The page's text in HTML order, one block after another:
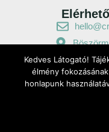
Kedves Látogató!
élmény
honlapunk